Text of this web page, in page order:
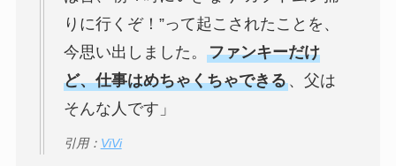
りに行くぞ！”って起こされたことを、
今思い出しました。 ファンキーだけ
ど、仕事はめちゃくちゃできる、父は
そんな人です」
引用： ViVi